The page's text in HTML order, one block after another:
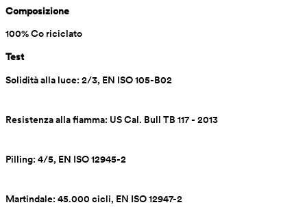
Composizione
100% Co riciclato
Test
Solidità alla luce: 2/3, EN ISO 105-B02
Resistenza alla fiamma: US Cal. Bull TB 117 - 2013
Pilling: 4/5, EN ISO 12945-2
Martindale: 45.000 cicli, EN ISO 12947-2